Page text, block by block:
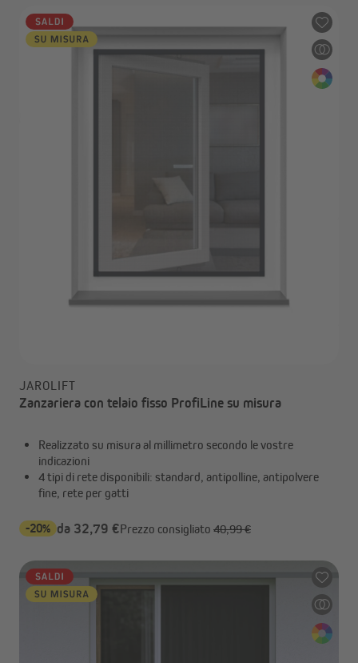
JAROLIFT
Zanzariera con telaio fisso ProfiLine su misura
Realizzato su misura al millimetro secondo le vostre
indicazioni
4 tipi di rete disponibili: standard, antipolline, antipolvere
fine, rete per gatti
-20% da 32,79 €Prezzo consigliato 40,99 €